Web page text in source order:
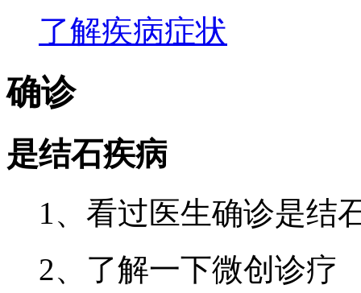
了解疾病症状
确诊
是结石疾病
1、看过医生确诊是结
2、了解一下微创诊疗